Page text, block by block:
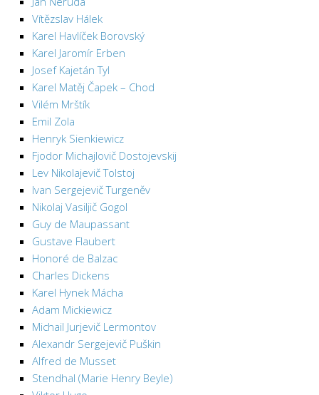
Vítězslav Hálek
Karel Havlíček Borovský
Karel Jaromír Erben
Josef Kajetán Tyl
Karel Matěj Čapek – Chod
Vilém Mrštík
Emil Zola
Henryk Sienkiewicz
Fjodor Michajlovič Dostojevskij
Lev Nikolajevič Tolstoj
Ivan Sergejevič Turgeněv
Nikolaj Vasiljič Gogol
Guy de Maupassant
Gustave Flaubert
Honoré de Balzac
Charles Dickens
Karel Hynek Mácha
Adam Mickiewicz
Michail Jurjevič Lermontov
Alexandr Sergejevič Puškin
Alfred de Musset
Stendhal (Marie Henry Beyle)